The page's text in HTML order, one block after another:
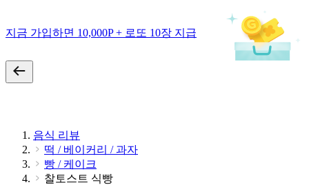
지금 가입하면 10,000P + 로또 10장 지급
음식 리뷰
떡 / 베이커리 / 과자
빵 / 케이크
찰토스트 식빵